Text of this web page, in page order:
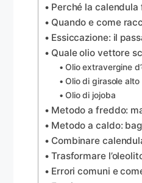
Perché la
Quando e come
Essiccazione: il
Quale olio vettore
Olio extravergine
Olio di girasole alto
Olio di jojoba
Metodo a freddo:
Metodo a caldo:
Combinare
Trasformare
Errori comuni e